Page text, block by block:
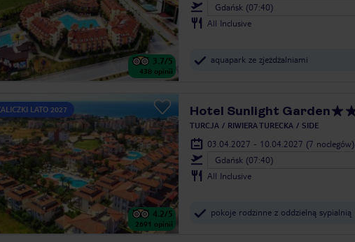
3.7/5
438 opinii
Gdańsk (07:40)
All Inclusive
aquapark ze zjeżdżalniami
LATO 2027
4.2/5
2691 opinii
Hotel Sunlight Garden
TURCJA RIWIERA TURECKA SIDE
03.04.2027 - 10.04.2027 (7 noclegów)
Gdańsk (07:40)
All Inclusive
pokoje rodzinne z oddzielną sypialnią